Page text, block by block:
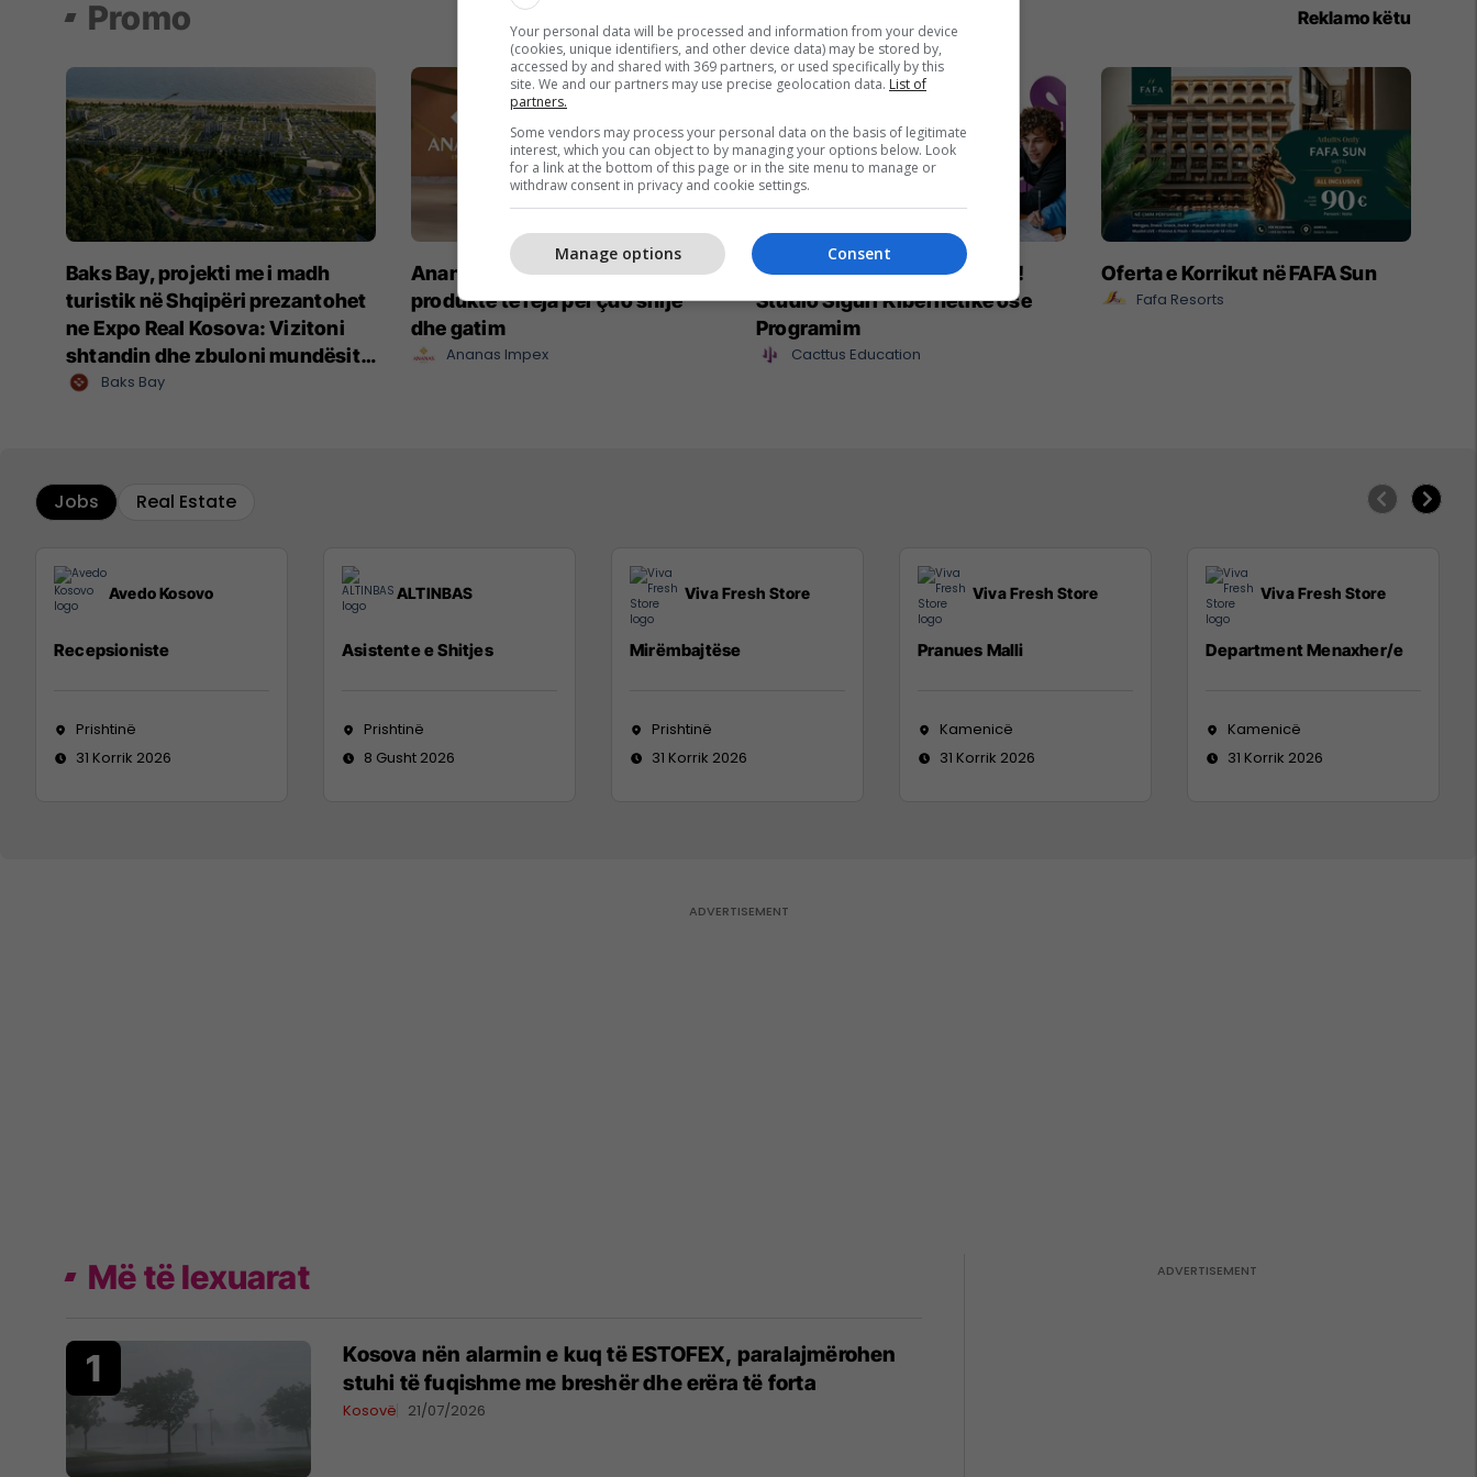
Promo Reklamo këtu
Baks Bay, projekti me i madh
turistik në Shqipëri prezantohet
ne Expo Real Kosova: Vizitoni
shtandin dhe zbuloni mundësitë
e investimit
Baks Bay
Ananas Impex sjell në treg
produkte të reja për çdo shije
dhe gatim
Ananas Impex
Maturant, puno nga shtëpia!
Studio Siguri Kibernetike ose
Programim
Cacttus Education
Oferta e Korrikut në FAFA Sun
Fafa Resorts
Jobs Real Estate
Avedo Kosovo
Recepsioniste
Prishtinë
31 Korrik 2026
ALTINBAS
Asistente e Shitjes
Prishtinë
8 Gusht 2026
Viva Fresh Store
Mirëmbajtëse
Prishtinë
31 Korrik 2026
Viva Fresh Store
Pranues Malli
Kamenicë
31 Korrik 2026
Viva Fresh Store
Department Menaxher/e
Kamenicë
31 Korrik 2026
Më të lexuarat
Kosova nën alarmin e kuq të ESTOFEX, paralajmërohen
stuhi të fuqishme me breshër dhe erëra të forta
Kosovë 21/07/2026
Your personal data will be processed and information from your device
(cookies, unique identifiers, and other device data) may be stored by,
accessed by and shared with 369 partners, or used specifically by this
site. We and our partners may use precise geolocation data. List of
partners.
Some vendors may process your personal data on the basis of legitimate
interest, which you can object to by managing your options below. Look
for a link at the bottom of this page or in the site menu to manage or
withdraw consent in privacy and cookie settings.
Consent
Manage options